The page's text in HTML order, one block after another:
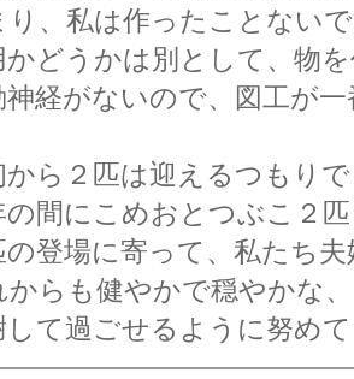
り、私は作ったことない
かどうかは別として、物
神経がないので、図工が
から２匹は迎えるつもり
の間にこめおとつぶこ２
の登場に寄って、私たち
からも健やかで穏やかな
して過ごせるように努め